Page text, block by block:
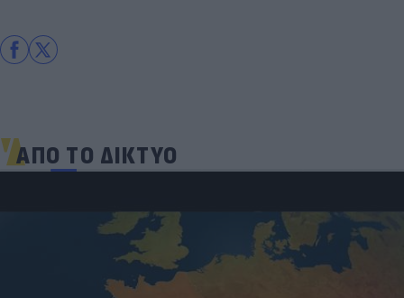
ΑΠΟ ΤΟ ΔΙΚΤΥΟ